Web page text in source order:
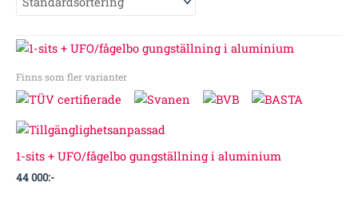
Finns som fler varianter
1-sits + UFO/fågelbo gungställning i aluminium
44 000:-